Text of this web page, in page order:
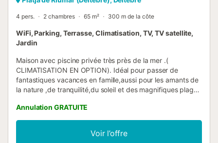
4 pers. 2 chambres 65 m² 300 m de la côte
WiFi, Parking, Terrasse, Climatisation, TV, TV satellite,
Jardin
Maison avec piscine privée très près de la mer .(
CLIMATISATION EN OPTION). Idéal pour passer de
fantastiques vacances en famille,aussi pour les amants de
la nature ,de tranquilité,du soleil et des magnifiques plages
l'endroit que vous devez choisir pour vos vacances,vous
trouverez une grande variété de mets à base des produits
produits dans nos terre et mer;comme le riz,l'huile
d'olive,les fruits et légumes et les poissons et coquillages
Annulation GRATUITE
Voir l’offre